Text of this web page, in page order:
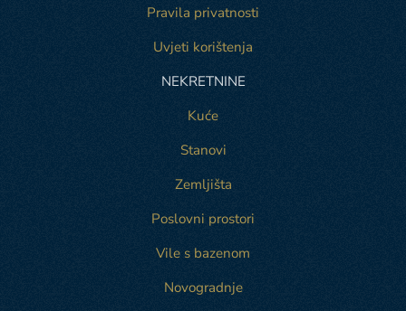
Pravila privatnosti
Uvjeti korištenja
NEKRETNINE
Kuće
Stanovi
Zemljišta
Poslovni prostori
Vile s bazenom
Novogradnje